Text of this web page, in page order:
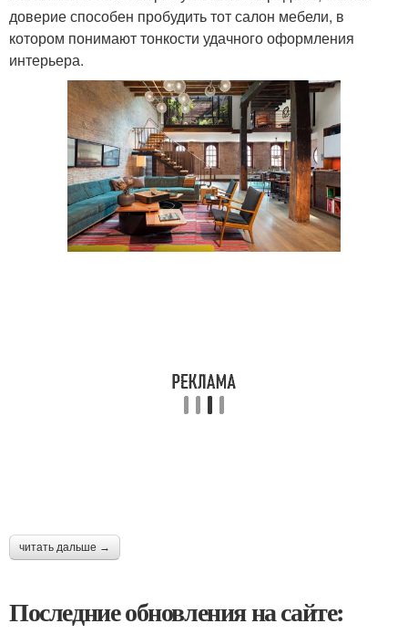
доверие способен пробудить тот салон мебели, в
котором понимают тонкости удачного оформления
интерьера.
читать дальше →
Последние обновления на сайте: